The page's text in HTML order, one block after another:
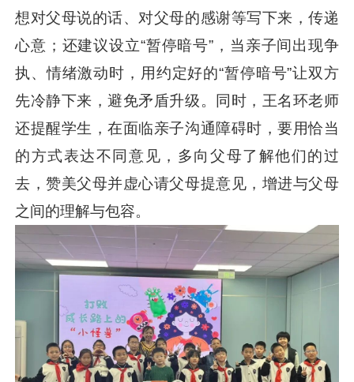
想对父母说的话、对父母的感谢等写下来，传递
心意；还建议设立“暂停暗号”，当亲子间出现争
执、情绪激动时，用约定好的“暂停暗号”让双方
先冷静下来，避免矛盾升级。同时，王名环老师
还提醒学生，在面临亲子沟通障碍时，要用恰当
的方式表达不同意见，多向父母了解他们的过
去，赞美父母并虚心请父母提意见，增进与父母
之间的理解与包容。